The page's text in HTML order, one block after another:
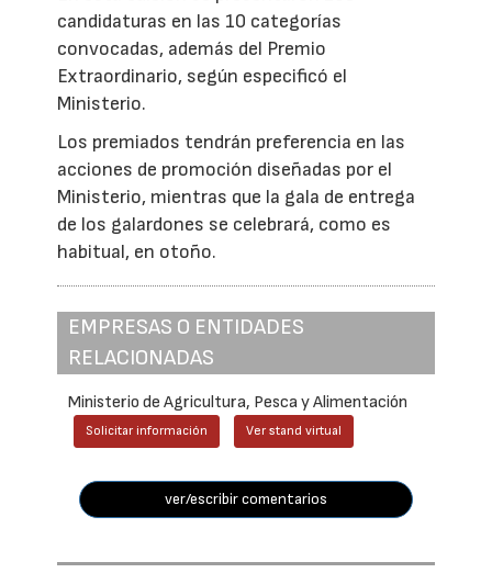
candidaturas en las 10 categorías
convocadas, además del Premio
Extraordinario, según especificó el
Ministerio.
Los premiados tendrán preferencia en las
acciones de promoción diseñadas por el
Ministerio, mientras que la gala de entrega
de los galardones se celebrará, como es
habitual, en otoño.
EMPRESAS O ENTIDADES
RELACIONADAS
Ministerio de Agricultura, Pesca y Alimentación
Solicitar información Ver stand virtual
ver/escribir comentarios